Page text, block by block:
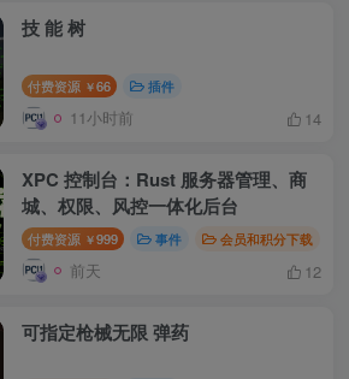
技 能 树
付费资源 ￥66 插件
11小时前 14
XPC 控制台：Rust 服务器管理、商
城、权限、风控一体化后台
付费资源 ￥999 事件 会员和积分下载
前天 12
可指定枪械无限 弹药